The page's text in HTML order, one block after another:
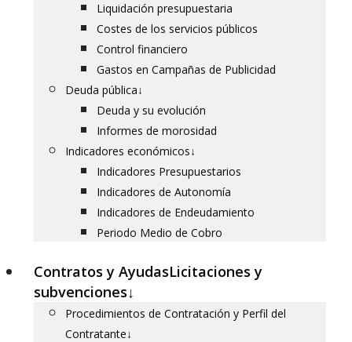
Liquidación presupuestaria
Costes de los servicios públicos
Control financiero
Gastos en Campañas de Publicidad
Deuda pública↓
Deuda y su evolución
Informes de morosidad
Indicadores económicos↓
Indicadores Presupuestarios
Indicadores de Autonomía
Indicadores de Endeudamiento
Periodo Medio de Cobro
Contratos y AyudasLicitaciones y
subvenciones↓
Procedimientos de Contratación y Perfil del
Contratante↓